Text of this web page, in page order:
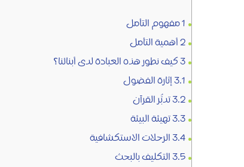
1مفهوم التأمل
2أهمية التأمل
3كيف نطور هذه العبادة لدى أبنائنا؟
3.1إثارة الفضول
3.2تدبُّر القرآن
3.3تهيئة البيئة
3.4الرحلات الاستكشافية
3.5التكليف بالبحث